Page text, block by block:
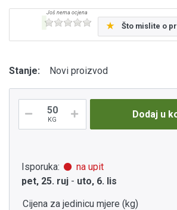
Što mislite o
Stanje: Novi proizvod
KG Dodaj u
Isporuka:
na upit
pet, 25. ruj - uto, 6. lis
Cijena za jedinicu mjere (kg)